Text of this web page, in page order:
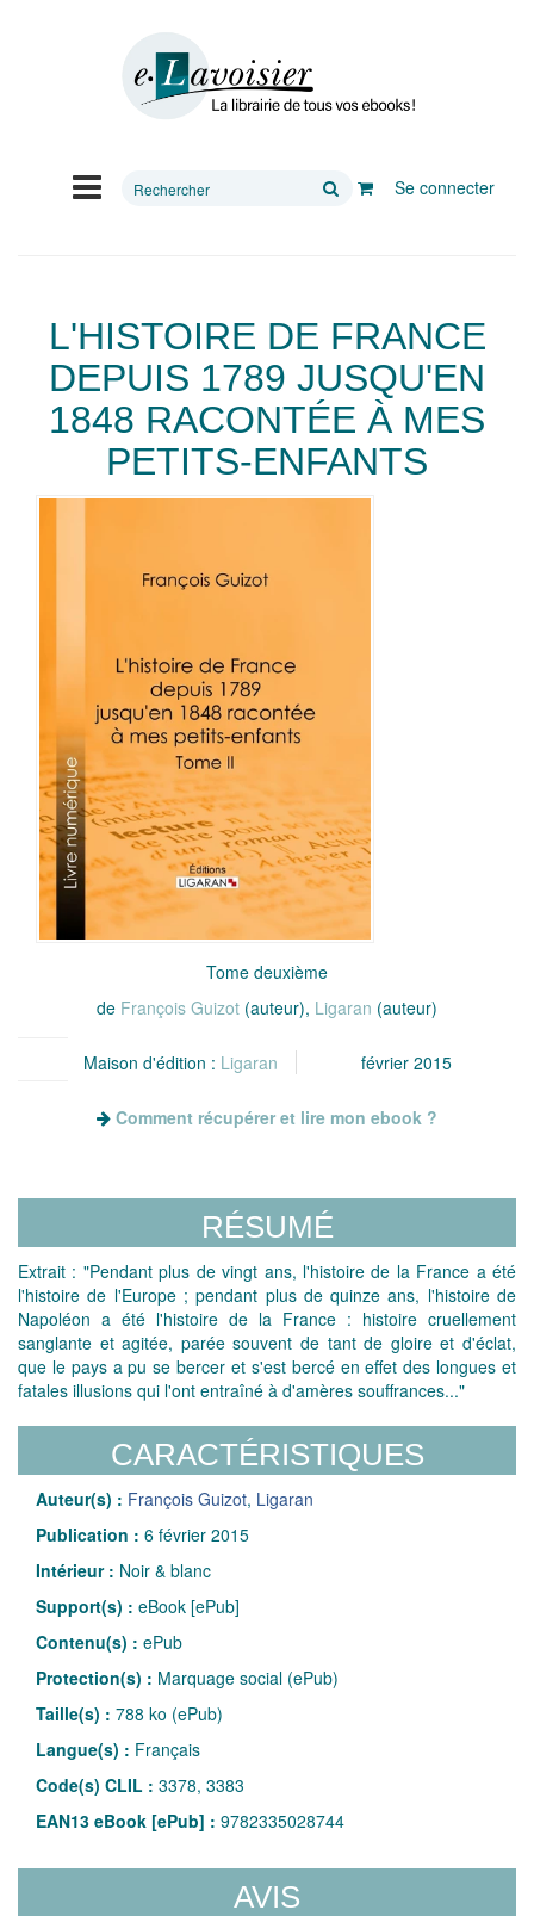
Rechercher
Se connecter
L'HISTOIRE DE FRANCE
DEPUIS 1789 JUSQU'EN
1848 RACONTÉE À MES
PETITS-ENFANTS
Tome deuxième
de François Guizot (auteur), Ligaran (auteur)
Maison d'édition : Ligaran février 2015
Comment récupérer et lire mon ebook ?
RÉSUMÉ
Extrait : "Pendant plus de vingt ans, l'histoire de la France a été
l'histoire de l'Europe ; pendant plus de quinze ans, l'histoire de
Napoléon a été l'histoire de la France : histoire cruellement
sanglante et agitée, parée souvent de tant de gloire et d'éclat,
que le pays a pu se bercer et s'est bercé en effet des longues et
fatales illusions qui l'ont entraîné à d'amères souffrances..."
CARACTÉRISTIQUES
Auteur(s) : François Guizot, Ligaran
Publication : 6 février 2015
Intérieur : Noir & blanc
Support(s) : eBook [ePub]
Contenu(s) : ePub
Protection(s) : Marquage social (ePub)
Taille(s) : 788 ko (ePub)
Langue(s) : Français
Code(s) CLIL : 3378, 3383
EAN13 eBook [ePub] : 9782335028744
AVIS